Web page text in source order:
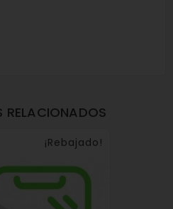
RELACIONADOS
¡Rebajado!